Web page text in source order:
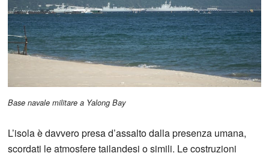
Base navale militare a Yalong Bay
L’isola è davvero presa d’assalto dalla presenza umana,
scordati le atmosfere tailandesi o simili. Le costruzioni